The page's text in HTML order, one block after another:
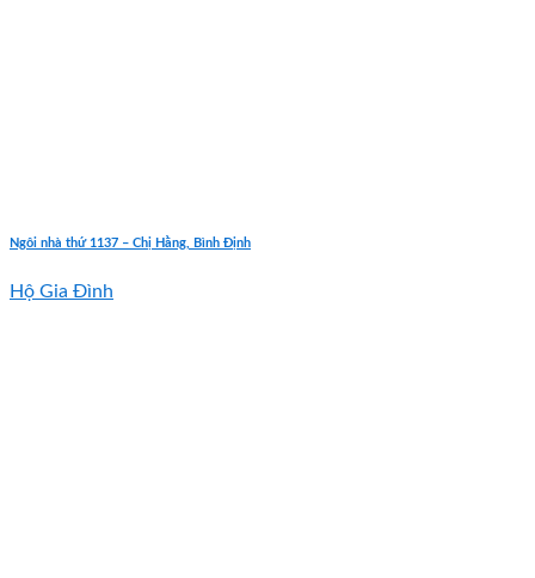
Ngôi nhà thứ 1137 – Chị Hằng, Bình Định
Hộ Gia Đình